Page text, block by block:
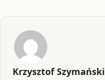
Krzysztof Szymański